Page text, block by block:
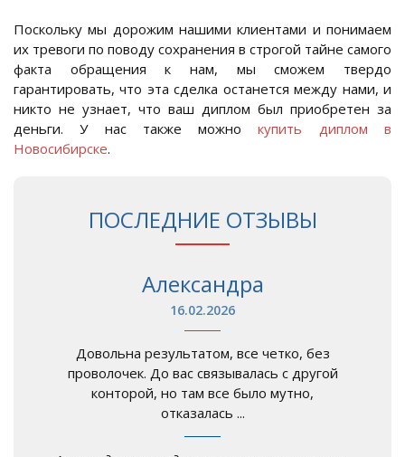
Поскольку мы дорожим нашими клиентами и понимаем
их тревоги по поводу сохранения в строгой тайне самого
факта обращения к нам, мы сможем твердо
гарантировать, что эта сделка останется между нами, и
никто не узнает, что ваш диплом был приобретен за
деньги. У нас также можнокупить диплом в
Новосибирске.
ПОСЛЕДНИЕ ОТЗЫВЫ
Александра
16.02.2026
Довольна результатом, все четко, без
проволочек. До вас связывалась с другой
конторой, но там все было мутно,
отказалась ...